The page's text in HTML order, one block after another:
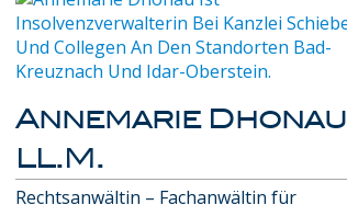
Annemarie Dhonau
LL.M.
Rechtsanwältin – Fachanwältin für